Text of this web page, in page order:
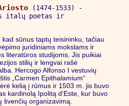
(1474-1533) -
italų poetas ir
sūnus taptų teisininku, tačiau
juridiniams mokslams ir
literatūros studijoms. Jis puikiai
stilių ir lengvai rašė
Hercogo Alfonso I vestuvių
„Carmen Epithalamium“
kelią į rūmus ir 1503 m. jis buvo
kardinolą Ipolitą d‘Este, kur buvo
švenčių organizavimą.